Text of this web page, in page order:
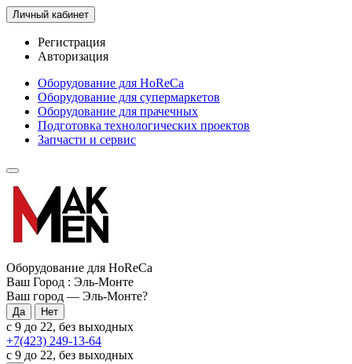
Личный кабинет
Регистрация
Авторизация
Оборудование для HoReCa
Оборудование для супермаркетов
Оборудование для прачечных
Подготовка технологических проектов
Запчасти и сервис
Оборудование для HoReCa
Ваш Город : Эль-Монте
Ваш город — Эль-Монте?
с 9 до 22, без выходных
+7(423) 249-13-64
с 9 до 22, без выходных